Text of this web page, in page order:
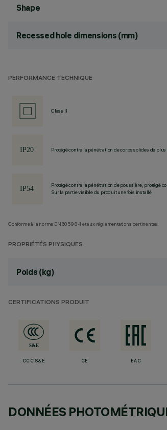
Shape
Recessed hole dimensions (mm)
PERFORMANCE TECHNIQUE
Class II
Protégé contre la pénétration de corps solides de
Protégé contre la pénétration de poussière, protégé
Sur la partie visible du produit une fois installé
Conforme à la norme EN60598-1 et aux réglementations pertinentes.
PROPRIÉTÉS PHYSIQUES
Poids (kg)
CERTIFICATIONS PRODUIT
CCC S&E CE EAC
DONNÉES